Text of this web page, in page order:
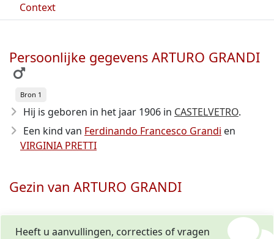
Context
Persoonlijke gegevens ARTURO GRANDI
Bron 1
Hij is geboren in het jaar 1906 in CASTELVETRO.
Een kind van Ferdinando Francesco Grandi en
VIRGINIA PRETTI
Gezin van ARTURO GRANDI
Heeft u aanvullingen, correcties of vragen